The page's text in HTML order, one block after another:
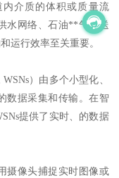
内介质的体积或质量流
水网络、石油**气输送
运行效率至关重要。
）由多个小型化、
数据采集和传输。在智
提供了实时、的数据
摄像头捕捉实时图像或